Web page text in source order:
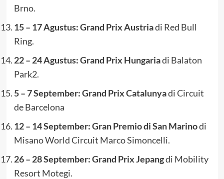
Brno.
15 – 17 Agustus: Grand Prix Austriadi Red Bull
Ring.
22 – 24 Agustus: Grand Prix Hungariadi Balaton
Park2.
5 – 7 September: Grand Prix Catalunyadi Circuit
de Barcelona
12 – 14 September: Gran Premio di San Marinodi
Misano World Circuit Marco Simoncelli.
26 – 28 September: Grand Prix Jepangdi Mobility
Resort Motegi.